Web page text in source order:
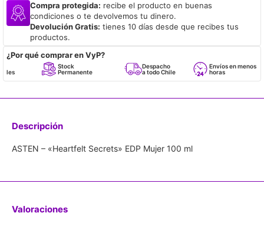
Compra protegida: recibe el producto en buenas
condiciones o te devolvemos tu dinero.
Devolución Gratis: tienes 10 días desde que recibes tus
productos.
¿Por qué comprar en VyP?
Stock
Permanente
Despacho
a todo Chile
Envíos en menos de 24
horas
Descripción
ASTEN – «Heartfelt Secrets» EDP Mujer 100 ml
Valoraciones